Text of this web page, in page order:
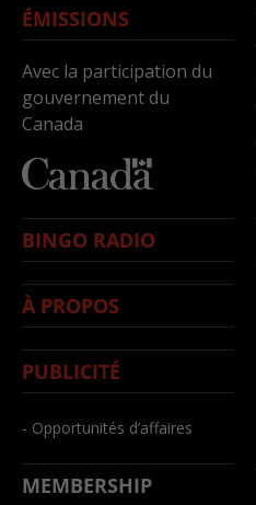
ÉMISSIONS
Avec la participation du
gouvernement du
Canada
BINGO RADIO
À PROPOS
PUBLICITÉ
- Opportunités d’affaires
MEMBERSHIP